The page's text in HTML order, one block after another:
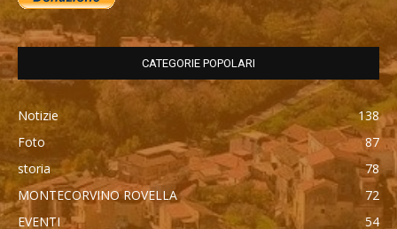
CATEGORIE POPOLARI
Notizie
138
Foto
87
storia
78
MONTECORVINO ROVELLA
72
EVENTI
54